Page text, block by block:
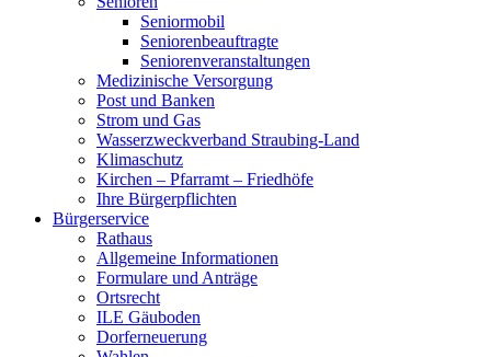
Seniormobil
Seniorenbeauftragte
Seniorenveranstaltungen
Medizinische Versorgung
Post und Banken
Strom und Gas
Wasserzweckverband Straubing-Land
Klimaschutz
Kirchen – Pfarramt – Friedhöfe
Ihre Bürgerpflichten
Bürgerservice
Rathaus
Allgemeine Informationen
Formulare und Anträge
Ortsrecht
ILE Gäuboden
Dorferneuerung